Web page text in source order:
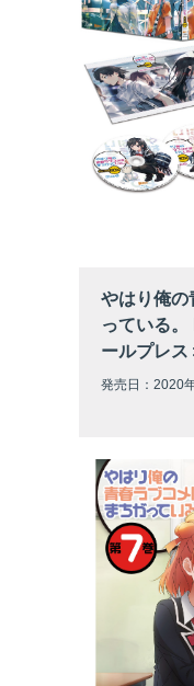
やはり俺の
っている
ールプレス
発売日：2020